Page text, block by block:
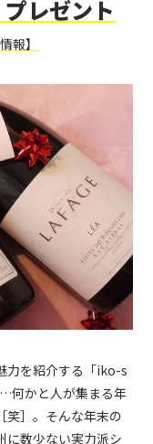
レゼント
報】
力を紹介する「iko-s
何かと人が集まる年
笑］。そんな年末の
に数少ない実力派シ